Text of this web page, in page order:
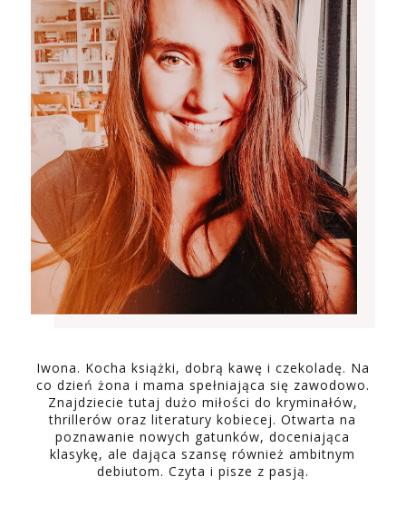
Iwona. Kocha książki, dobrą kawę i czekoladę. Na
co dzień żona i mama spełniająca się zawodowo.
Znajdziecie tutaj dużo miłości do kryminałów,
thrillerów oraz literatury kobiecej. Otwarta na
poznawanie nowych gatunków, doceniająca
klasykę, ale dająca szansę również ambitnym
debiutom. Czyta i pisze z pasją.